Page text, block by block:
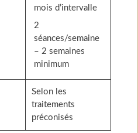
mois d’intervalle
2
séances/semaine
– 2 semaines
minimum
Selon les
traitements
préconisés